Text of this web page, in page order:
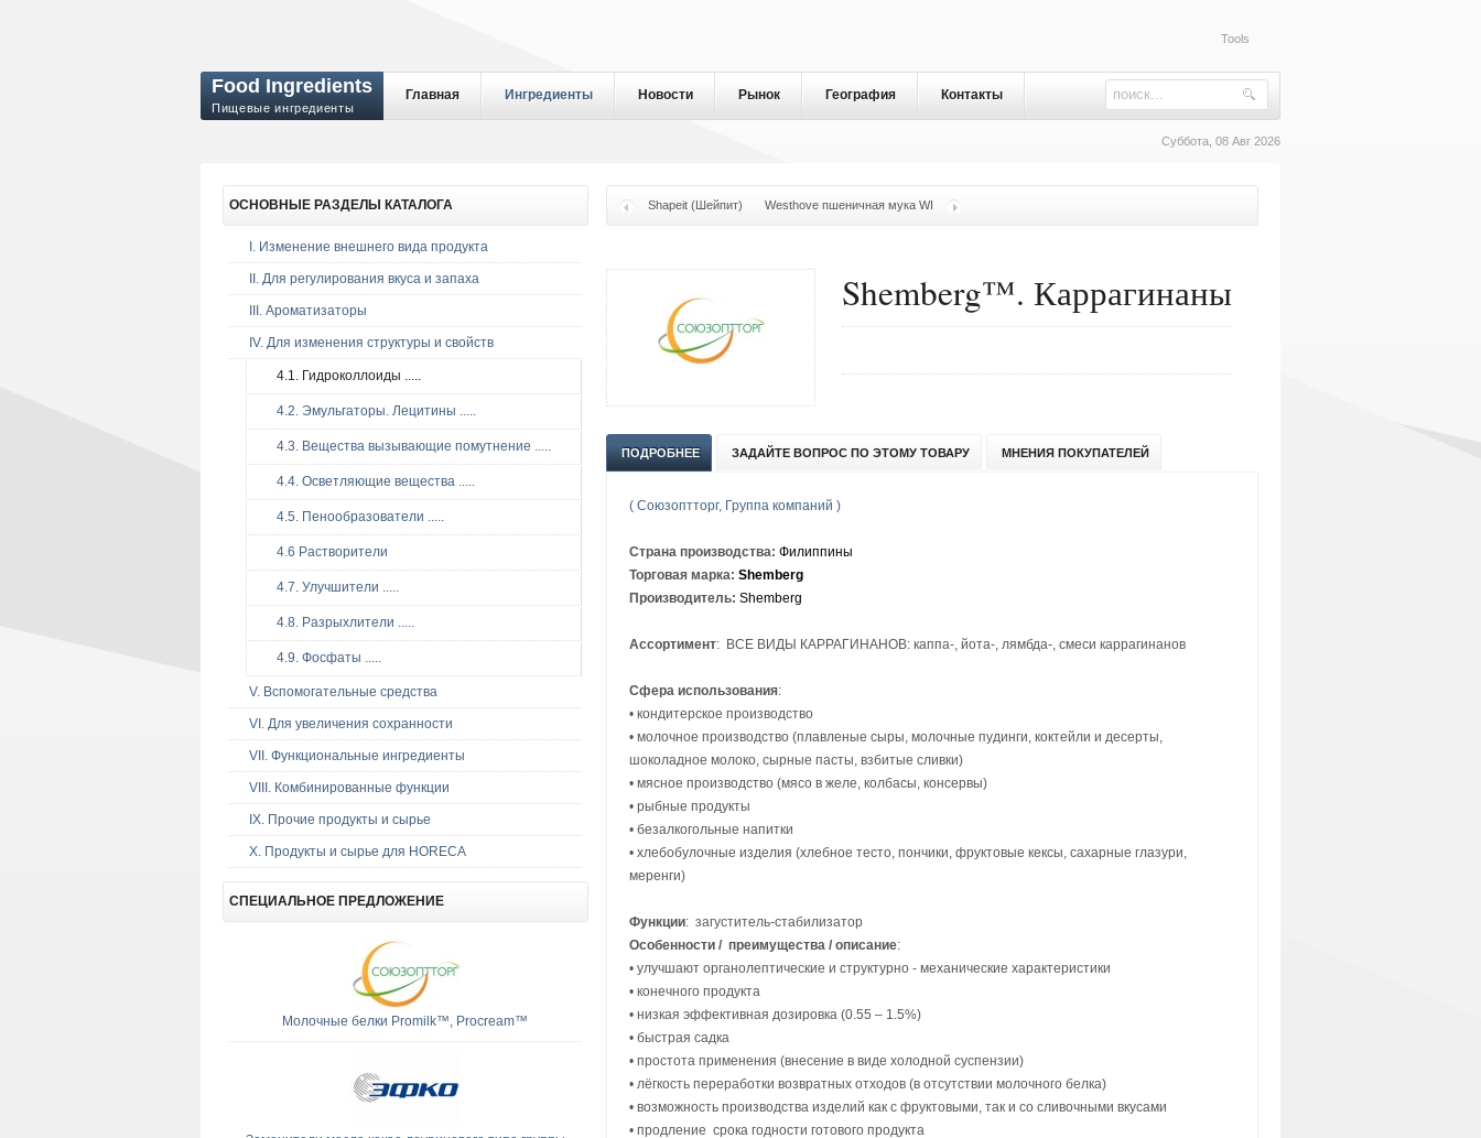
Tools
Food Ingredients
Пищевые ингредиенты
Главная Ингредиенты Новости Рынок География Контакты
Суббота, 08 Авг 2026
Shapeit (Шейпит) Westhove пшеничная мука WI
Shemberg™. Каррагинаны
ПОДРОБНЕЕ ЗАДАЙТЕ ВОПРОС ПО ЭТОМУ ТОВАРУ МНЕНИЯ ПОКУПАТЕЛЕЙ
( Союзоптторг, Группа компаний )
Страна производства: Филиппины
Торговая марка: Shemberg
Производитель: Shemberg
Ассортимент: ВСЕ ВИДЫ КАРРАГИНАНОВ: каппа-, йота-, лямбда-, смеси каррагинанов
Сфера использования:
• кондитерское производство
• молочное производство (плавленые сыры, молочные пудинги, коктейли и десерты,
шоколадное молоко, сырные пасты, взбитые сливки)
• мясное производство (мясо в желе, колбасы, консервы)
• рыбные продукты
• безалкогольные напитки
• хлебобулочные изделия (хлебное тесто, пончики, фруктовые кексы, сахарные глазури,
меренги)
Функции: загуститель-стабилизатор
Особенности / преимущества / описание:
• улучшают органолептические и структурно - механические характеристики
• конечного продукта
• низкая эффективная дозировка (0.55 – 1.5%)
• быстрая садка
• простота применения (внесение в виде холодной суспензии)
• лёгкость переработки возвратных отходов (в отсутствии молочного белка)
• возможность производства изделий как с фруктовыми, так и со сливочными вкусами
• продление срока годности готового продукта
ОСНОВНЫЕ РАЗДЕЛЫ КАТАЛОГА
I. Изменение внешнего вида продукта
II. Для регулирования вкуса и запаха
III. Ароматизаторы
IV. Для изменения структуры и свойств
4.1. Гидроколлоиды .....
4.2. Эмульгаторы. Лецитины .....
4.3. Вещества вызывающие помутнение .....
4.4. Осветляющие вещества .....
4.5. Пенообразователи .....
4.6 Растворители
4.7. Улучшители .....
4.8. Разрыхлители .....
4.9. Фосфаты .....
V. Вспомогательные средства
VI. Для увеличения сохранности
VII. Функциональные ингредиенты
VIII. Комбинированные функции
IX. Прочие продукты и сырье
Х. Продукты и сырье для HORECA
СПЕЦИАЛЬНОЕ ПРЕДЛОЖЕНИЕ
Молочные белки Promilk™, Procream™